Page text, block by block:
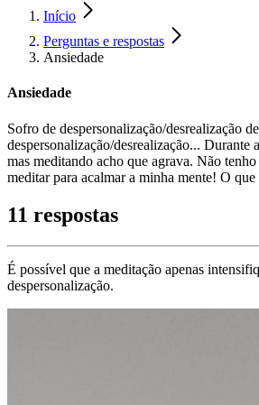
Início
Perguntas e respostas
Ansiedade
Ansiedade
Sofro de despersonalização/desrealização
despersonalização/desrealização...
mas meditando acho que agrava. Não
meditar para acalmar a minha mente! O que
11 respostas
É possível que a meditação apenas
despersonalização.